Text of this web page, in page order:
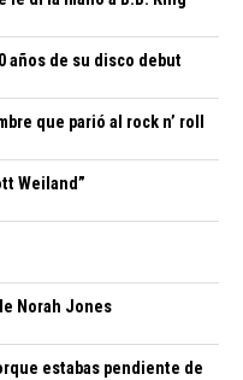
años de su disco debut
que parió al rock n’ roll
Weiland”
Norah Jones
estabas pendiente de